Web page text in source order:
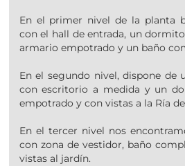
En el primer nivel de la planta
con el hall de entrada, un
armario empotrado y un baño
En el segundo nivel, dispone de
con escritorio a medida y un
empotrado y con vistas a la Ría
En el tercer nivel nos
con zona de vestidor, baño
vistas al jardín.